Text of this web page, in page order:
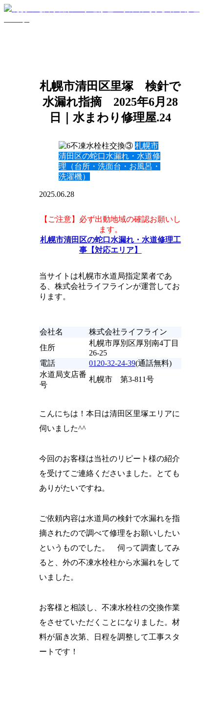
札幌市清田区里塚 検針で
水漏れ指摘 2025年6月28
日｜水まわり修理屋.24
札幌市
清田区の蛇口水漏れ・水道修
理（台所・洗面台・お風呂・
洗濯機）
2025.06.28
【ご注意】必ず出動地域の確認お願いし
ます。
札幌市清田区の蛇口水漏れ・水道修理工
事【対応エリア】
当サイトは札幌市水道局指定業者であ
る、株式会社ライフラインが運営してお
ります。
会社名
株式会社ライフライン
住所
札幌市厚別区厚別南4丁目
26-25
電話
0120-32-24-39(通話無料)
水道局支店番
号
札幌市 第3-811号
こんにちは！本日は清田区里塚エリアに
伺いました^^
今回のお客様は当社のリピート様の紹介
を受けてご連絡くださいました。とても
ありがたいですね。
ご依頼内容は水道局の検針で水漏れを指
摘されたので調べて修理をお願いしたい
というものでした。 伺って調査してみ
ると、外の不凍水栓柱から水漏れをして
いました。
お客様と相談し、不凍水栓柱の交換作業
をさせていただくことになりました。材
料が届き次第、日程を調整して工事スタ
ートです！